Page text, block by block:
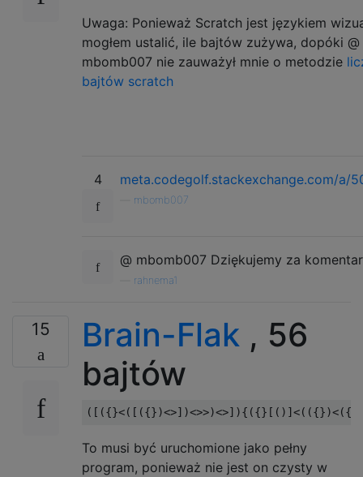
Uwaga: Ponieważ Scratch jest językiem
mogłem ustalić, ile bajtów zużywa, dopóki @
mbomb007 nie zauważył mnie o metodzie
bajtów scratch
4 meta.codegolf.stackexchange.com/a/
mbomb007
@ mbomb007 Dziękujemy za
rahnema1
15 Brain-Flak , 56
bajtów
To musi być uruchomione jako pełny
program, ponieważ nie jest on czysty w